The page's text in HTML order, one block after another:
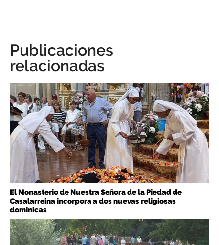
Publicaciones
relacionadas
El Monasterio de Nuestra Señora de la Piedad de
Casalarreina incorpora a dos nuevas religiosas
dominicas